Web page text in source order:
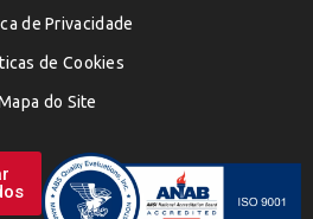
de Privacidade
de Cookies
do Site